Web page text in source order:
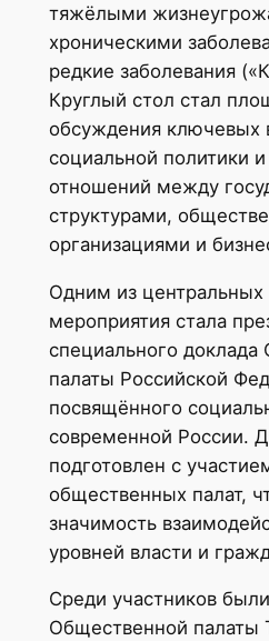
тяжёлыми
хроническими
редкие заболевания
Круглый стол стал
обсуждения ключевых
социальной политики
отношений между
структурами,
организациями и
Одним из
мероприятия стала
специального
палаты Российской
посвящённого
современной России.
подготовлен с
общественных палат,
значимость
уровней власти и
Среди участников
Общественной палаты